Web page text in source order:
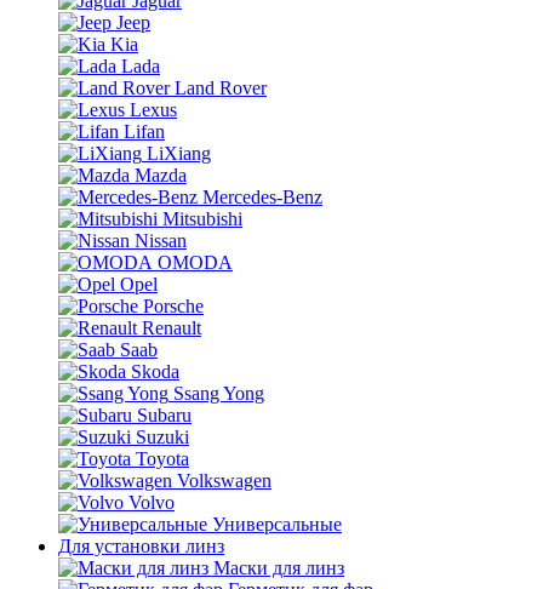
Jeep
Kia
Lada
Land Rover
Lexus
Lifan
LiXiang
Mazda
Mercedes-Benz
Mitsubishi
Nissan
OMODA
Opel
Porsche
Renault
Saab
Skoda
Ssang Yong
Subaru
Suzuki
Toyota
Volkswagen
Volvo
Универсальные
Для установки линз
Маски для линз